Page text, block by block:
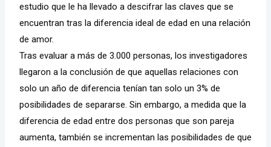
estudio que le ha llevado a descifrar las claves que se
encuentran tras la diferencia ideal de edad en una relación
de amor.
Tras evaluar a más de 3.000 personas, los investigadores
llegaron a la conclusión de que aquellas relaciones con
solo un año de diferencia tenían tan solo un 3% de
posibilidades de separarse. Sin embargo, a medida que la
diferencia de edad entre dos personas que son pareja
aumenta, también se incrementan las posibilidades de que